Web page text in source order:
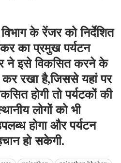
के रेंजर को निर्देशित
का प्रमुख पर्यटन
ने इसे विकसित करने के
रखा है,जिससे यहां पर
होगी तो पर्यटकों की
लोगों को भी
होगा और पर्यटन
हो सकेगी.